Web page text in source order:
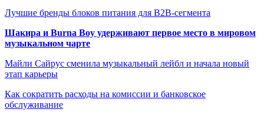
Лучшие бренды блоков питания для B2B-сегмента
Шакира и Burna Boy удерживают первое место в мировом
музыкальном чарте
Майли Сайрус сменила музыкальный лейбл и начала новый
этап карьеры
Как сократить расходы на комиссии и банковское
обслуживание